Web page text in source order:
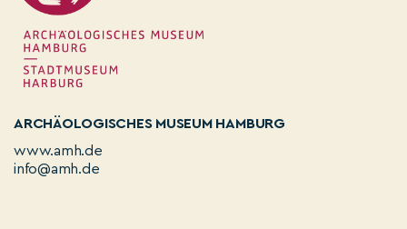
ARCHÄOLOGISCHES MUSEUM HAMBURG
www.amh.de
info@amh.de